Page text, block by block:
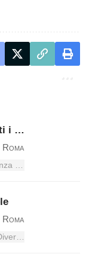
Terrazza Tevere, tutti i concerti dal 3 al 9 agosto
Roma
Roma